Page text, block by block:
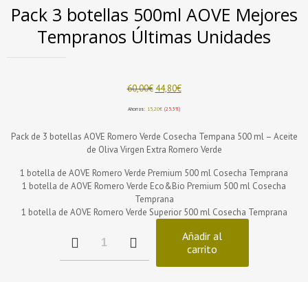
Pack 3 botellas 500ml AOVE Mejores
Tempranos Últimas Unidades
60,00€ El
original
60,00€.
44,80€El
44,80€.
Ahorras: 15,20€ (25.3%)
Pack de 3 botellas AOVE Romero Verde Cosecha Tempana 500 ml – Aceite
de Oliva Virgen Extra Romero Verde
1 botella de AOVE Romero Verde Premium 500 ml Cosecha Temprana
1 botella de AOVE Romero Verde Eco&Bio Premium 500 ml Cosecha
Temprana
1 botella de AOVE Romero Verde Superior 500 ml Cosecha Temprana
botellas
Añadir al
carrito